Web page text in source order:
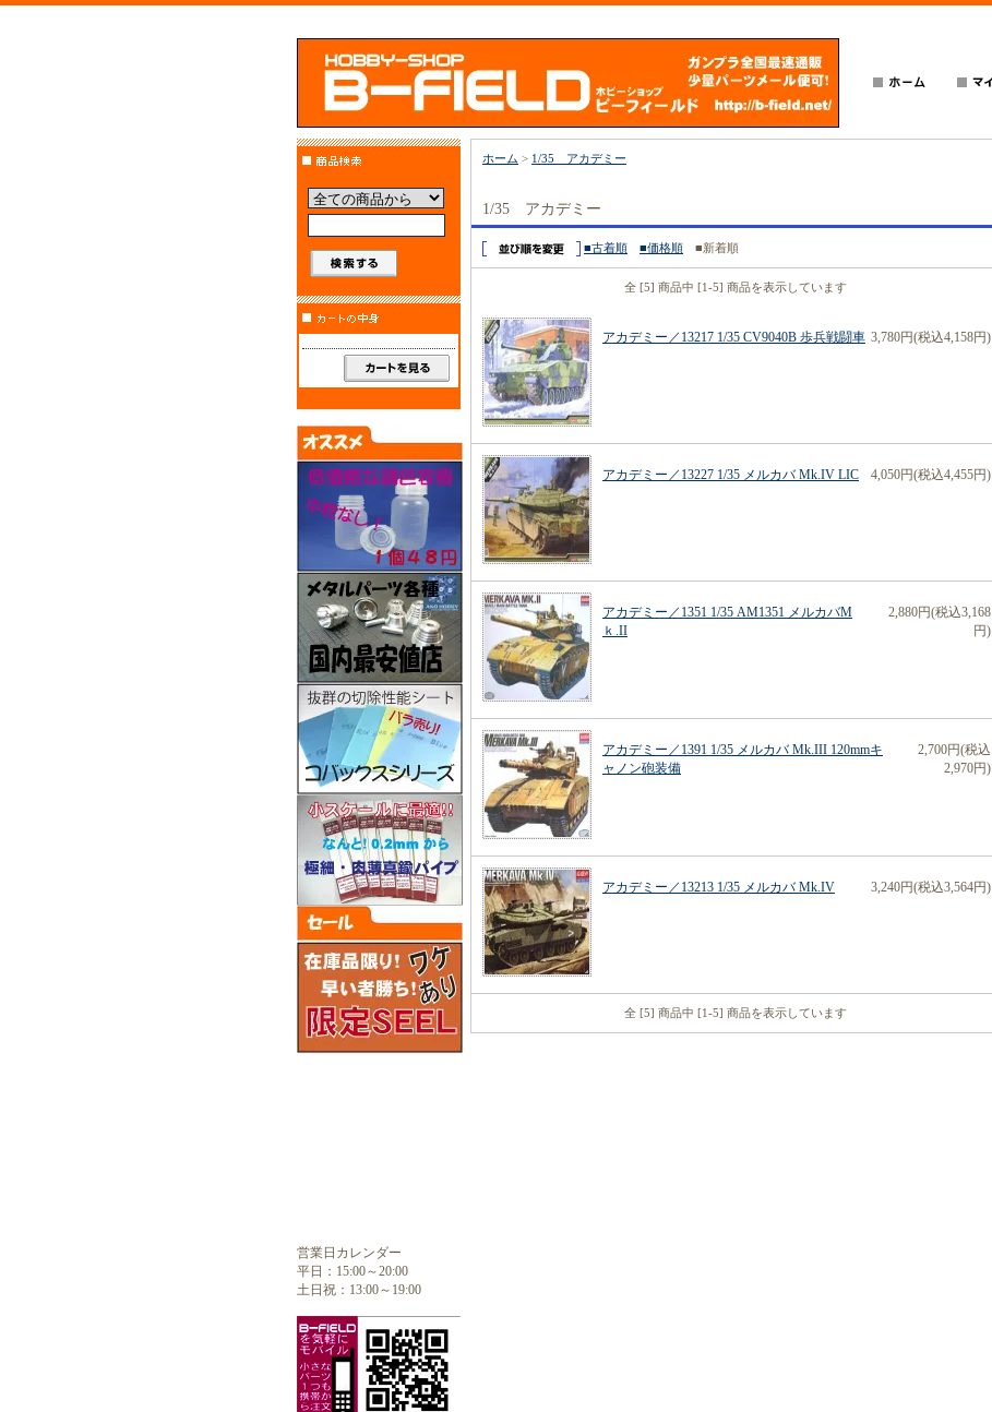
営業日カレンダー
平日：15:00～20:00
土日祝：13:00～19:00
ホーム > 1/35 アカデミー
1/35 アカデミー
■古着順 ■価格順 ■新着順
全 [5] 商品中 [1-5] 商品を表示しています
アカデミー／13217 1/35 CV9040B 歩兵戦闘車 3,780円(税込4,158円)
アカデミー／13227 1/35 メルカバ Mk.IV LIC 4,050円(税込4,455円)
アカデミー／1351 1/35 AM1351 メルカバM
ｋ.II
2,880円(税込3,168
円)
アカデミー／1391 1/35 メルカバ Mk.III 120mmキ
ャノン砲装備
2,700円(税込
2,970円)
アカデミー／13213 1/35 メルカバ Mk.IV 3,240円(税込3,564円)
全 [5] 商品中 [1-5] 商品を表示しています